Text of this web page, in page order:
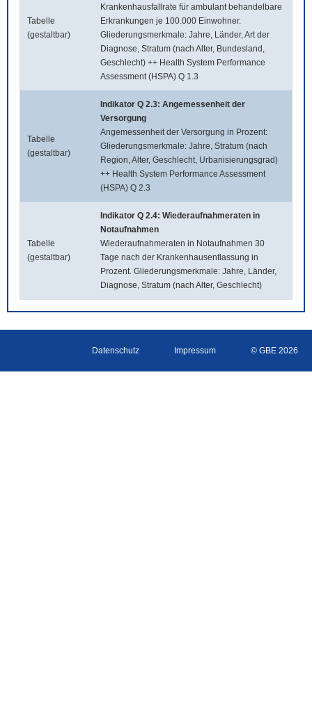
Tabelle
(gestaltbar)
Krankenhausfallrate für ambulant behandelbare
Erkrankungen je 100.000 Einwohner.
Gliederungsmerkmale: Jahre, Länder, Art der
Diagnose, Stratum (nach Alter, Bundesland,
Geschlecht) ++ Health System Performance
Assessment (HSPA) Q 1.3
Tabelle
(gestaltbar)
Indikator Q 2.3: Angemessenheit der
Versorgung
Angemessenheit der Versorgung in Prozent:
Gliederungsmerkmale: Jahre, Stratum (nach
Region, Alter, Geschlecht, Urbanisierungsgrad)
++ Health System Performance Assessment
(HSPA) Q 2.3
Tabelle
(gestaltbar)
Indikator Q 2.4: Wiederaufnahmeraten in
Notaufnahmen
Wiederaufnahmeraten in Notaufnahmen 30
Tage nach der Krankenhausentlassung in
Prozent. Gliederungsmerkmale: Jahre, Länder,
Diagnose, Stratum (nach Alter, Geschlecht)
Datenschutz Impressum © GBE 2026